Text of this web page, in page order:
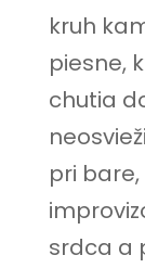
kruh
piesne,
chutia
pri
srdca a